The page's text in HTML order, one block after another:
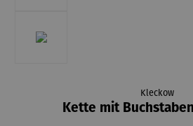
Kleckow
Kette mit